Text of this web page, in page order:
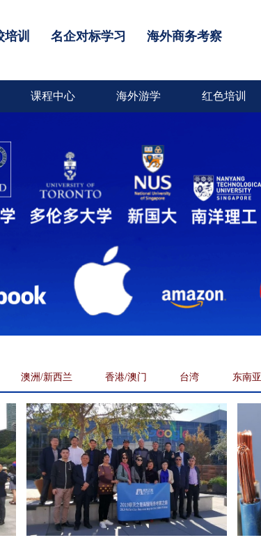
培训 名企对标学习 海外商务考察
课程中心 海外游学 红色培训
澳洲/新西兰 香港/澳门 台湾 东南亚